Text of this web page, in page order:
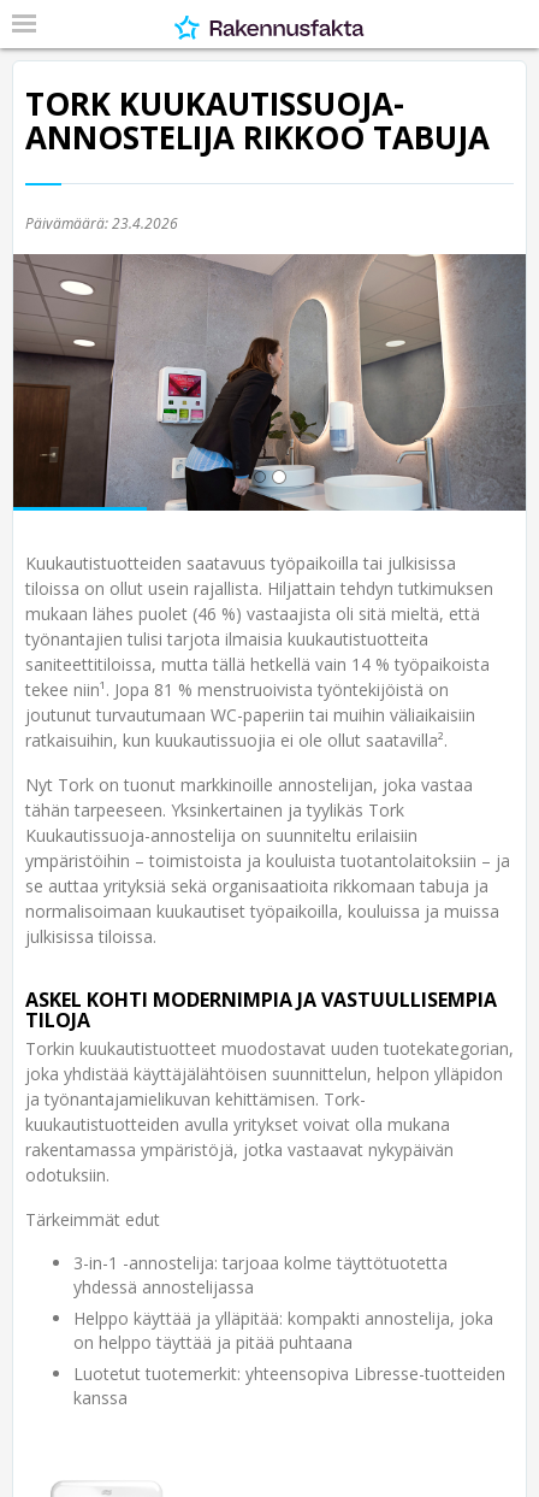
TORK KUUKAUTISSUOJA-
ANNOSTELIJA RIKKOO TABUJA
Päivämäärä:23.4.2026
Kuukautistuotteiden saatavuus työpaikoilla tai julkisissa
tiloissa on ollut usein rajallista. Hiljattain tehdyn tutkimuksen
mukaan lähes puolet (46 %) vastaajista oli sitä mieltä, että
työnantajien tulisi tarjota ilmaisia kuukautistuotteita
saniteettitiloissa, mutta tällä hetkellä vain 14 % työpaikoista
tekee niin¹. Jopa 81 % menstruoivista työntekijöistä on
joutunut turvautumaan WC-paperiin tai muihin väliaikaisiin
ratkaisuihin, kun kuukautissuojia ei ole ollut saatavilla².
Nyt Tork on tuonut markkinoille annostelijan, joka vastaa
tähän tarpeeseen. Yksinkertainen ja tyylikäs Tork
Kuukautissuoja-annostelija on suunniteltu erilaisiin
ympäristöihin – toimistoista ja kouluista tuotantolaitoksiin – ja
se auttaa yrityksiä sekä organisaatioita rikkomaan tabuja ja
normalisoimaan kuukautiset työpaikoilla, kouluissa ja muissa
julkisissa tiloissa.
ASKEL KOHTI MODERNIMPIA JA VASTUULLISEMPIA
TILOJA
Torkin kuukautistuotteet muodostavat uuden tuotekategorian,
joka yhdistää käyttäjälähtöisen suunnittelun, helpon ylläpidon
ja työnantajamielikuvan kehittämisen. Tork-
kuukautistuotteiden avulla yritykset voivat olla mukana
rakentamassa ympäristöjä, jotka vastaavat nykypäivän
odotuksiin.
Tärkeimmät edut
3-in-1 -annostelija: tarjoaa kolme täyttötuotetta
yhdessä annostelijassa
Helppo käyttää ja ylläpitää: kompakti annostelija, joka
on helppo täyttää ja pitää puhtaana
Luotetut tuotemerkit: yhteensopiva Libresse-tuotteiden
kanssa